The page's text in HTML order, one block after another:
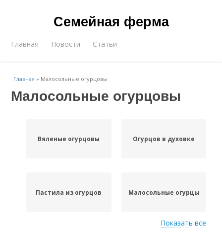
Семейная ферма
Главная Новости Статьи
Главная » Малосольные огурцовы
Малосольные огурцовы
Вяленые огурцовы Огурцов в духовке
Пастила из огурцов Малосольные огурцы
Показать все